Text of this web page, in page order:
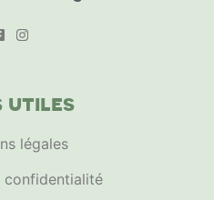
utiles
légales
confidentialité